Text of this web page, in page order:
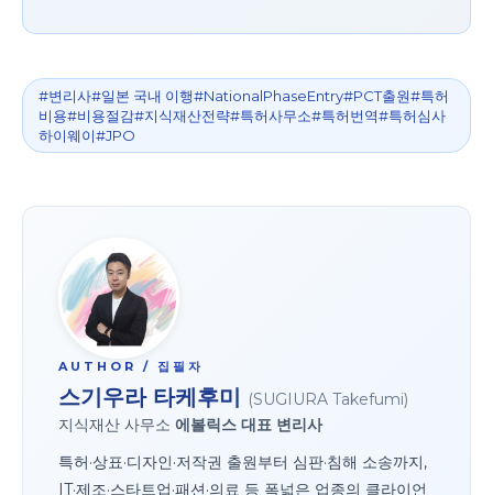
#변리사#일본 국내 이행#NationalPhaseEntry#PCT출원#특허
비용#비용절감#지식재산전략#특허사무소#특허번역#특허심사
하이웨이#JPO
AUTHOR / 집필자
스기우라 타케후미 (SUGIURA Takefumi)
지식재산 사무소 에볼릭스 대표 변리사
특허·상표·디자인·저작권 출원부터 심판·침해 소송까지,
IT·제조·스타트업·패션·의료 등 폭넓은 업종의 클라이언